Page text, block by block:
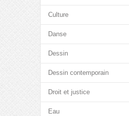
Culture
Danse
Dessin
Dessin contemporain
Droit et justice
Eau